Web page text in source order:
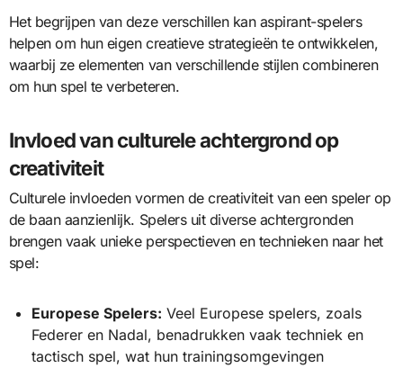
Het begrijpen van deze verschillen kan aspirant-spelers
helpen om hun eigen creatieve strategieën te ontwikkelen,
waarbij ze elementen van verschillende stijlen combineren
om hun spel te verbeteren.
Invloed van culturele achtergrond op
creativiteit
Culturele invloeden vormen de creativiteit van een speler op
de baan aanzienlijk. Spelers uit diverse achtergronden
brengen vaak unieke perspectieven en technieken naar het
spel:
Europese Spelers: Veel Europese spelers, zoals
Federer en Nadal, benadrukken vaak techniek en
tactisch spel, wat hun trainingsomgevingen